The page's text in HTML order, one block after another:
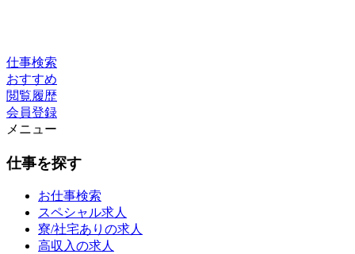
仕事検索
おすすめ
閲覧履歴
会員登録
メニュー
仕事を探す
お仕事検索
スペシャル求人
寮/社宅ありの求人
高収入の求人